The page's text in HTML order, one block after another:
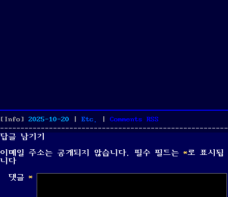
[Info] Posted
on
2025-10-20 Categories
Etc. Comments RSS
답글 남기기
이메일 주소는 공개되지 않습니다.
필수 필드는 *로 표시됩
니다
댓글 *